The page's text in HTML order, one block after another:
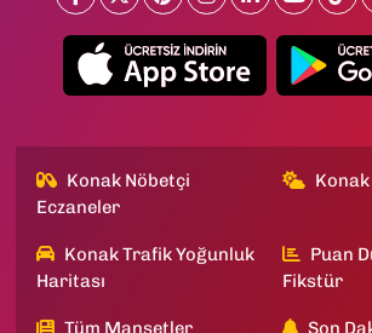
Konak Nöbetçi
Eczaneler
Konak Trafik Yoğunluk
Haritası
Puan
Fikstür